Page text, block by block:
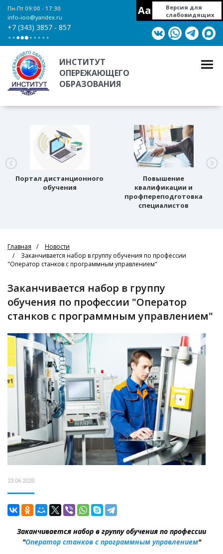
Пн-Пт 09:00 - 17:30
info-ioo@yandex.ru
+7 (343) 3857 - 857
Aa
Версия для
слабовидящих
ИНСТИТУТ
ОПЕРЕЖАЮЩЕГО
ОБРАЗОВАНИЯ
Портал дистанционного
обучения
Повышение
квалификации и
профпереподготовка
специалистов
Главная
Новости
Заканчивается набор в группу обучения по профессии
"Оператор станков с программным управлением"
Заканчивается набор в группу
обучения по профессии "Оператор
станков с программным управлением"
23.06.2020
Заканчивается набор в группу обучения по профессии
"Оператор станков с программным управлением"